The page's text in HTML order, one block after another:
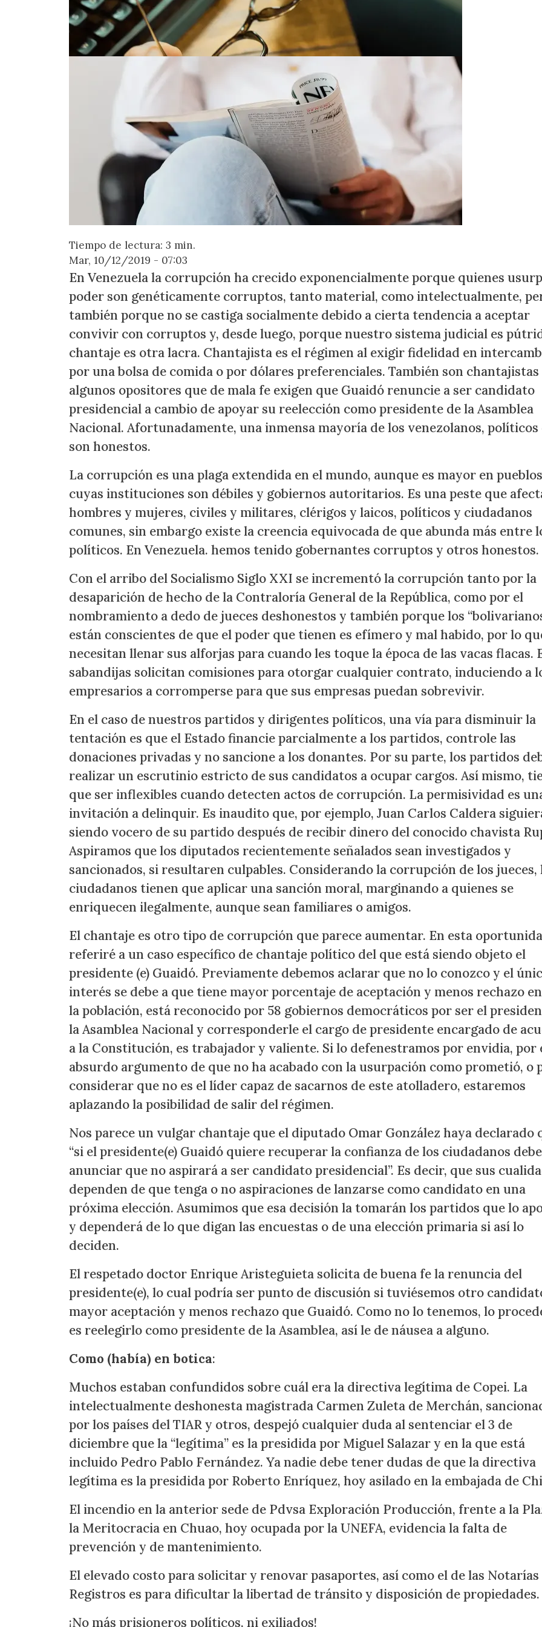
Tiempo de lectura: 3 min.
Mar, 10/12/2019 - 07:03
En Venezuela la corrupción ha crecido exponencialmente porque quienes
poder son genéticamente corruptos, tanto material, como intelectualmente,
también porque no se castiga socialmente debido a cierta tendencia a aceptar
convivir con corruptos y, desde luego, porque nuestro sistema judicial es
chantaje es otra lacra. Chantajista es el régimen al exigir fidelidad en
por una bolsa de comida o por dólares preferenciales. También son chantajistas
algunos opositores que de mala fe exigen que Guaidó renuncie a ser candidato
presidencial a cambio de apoyar su reelección como presidente de la Asamblea
Nacional. Afortunadamente, una inmensa mayoría de los venezolanos, políticos
son honestos.
La corrupción es una plaga extendida en el mundo, aunque es mayor en pueblos
cuyas instituciones son débiles y gobiernos autoritarios. Es una peste que
hombres y mujeres, civiles y militares, clérigos y laicos, políticos y ciudadanos
comunes, sin embargo existe la creencia equivocada de que abunda más entre
políticos. En Venezuela. hemos tenido gobernantes corruptos y otros honestos.
Con el arribo del Socialismo Siglo XXI se incrementó la corrupción tanto por la
desaparición de hecho de la Contraloría General de la República, como por el
nombramiento a dedo de jueces deshonestos y también porque los
están conscientes de que el poder que tienen es efímero y mal habido, por lo
necesitan llenar sus alforjas para cuando les toque la época de las vacas flacas.
sabandijas solicitan comisiones para otorgar cualquier contrato, induciendo a
empresarios a corromperse para que sus empresas puedan sobrevivir.
En el caso de nuestros partidos y dirigentes políticos, una vía para disminuir la
tentación es que el Estado financie parcialmente a los partidos, controle las
donaciones privadas y no sancione a los donantes. Por su parte, los partidos
realizar un escrutinio estricto de sus candidatos a ocupar cargos. Así mismo,
que ser inflexibles cuando detecten actos de corrupción. La permisividad es
invitación a delinquir. Es inaudito que, por ejemplo, Juan Carlos Caldera
siendo vocero de su partido después de recibir dinero del conocido chavista
Aspiramos que los diputados recientemente señalados sean investigados y
sancionados, si resultaren culpables. Considerando la corrupción de los jueces,
ciudadanos tienen que aplicar una sanción moral, marginando a quienes se
enriquecen ilegalmente, aunque sean familiares o amigos.
El chantaje es otro tipo de corrupción que parece aumentar. En esta
referiré a un caso específico de chantaje político del que está siendo objeto el
presidente (e) Guaidó. Previamente debemos aclarar que no lo conozco y el
interés se debe a que tiene mayor porcentaje de aceptación y menos rechazo
la población, está reconocido por 58 gobiernos democráticos por ser el
la Asamblea Nacional y corresponderle el cargo de presidente encargado de
a la Constitución, es trabajador y valiente. Si lo defenestramos por envidia, por
absurdo argumento de que no ha acabado con la usurpación como prometió, o
considerar que no es el líder capaz de sacarnos de este atolladero, estaremos
aplazando la posibilidad de salir del régimen.
Nos parece un vulgar chantaje que el diputado Omar González haya declarado
“si el presidente(e) Guaidó quiere recuperar la confianza de los ciudadanos debe
anunciar que no aspirará a ser candidato presidencial”. Es decir, que sus
dependen de que tenga o no aspiraciones de lanzarse como candidato en una
próxima elección. Asumimos que esa decisión la tomarán los partidos que lo
y dependerá de lo que digan las encuestas o de una elección primaria si así lo
deciden.
El respetado doctor Enrique Aristeguieta solicita de buena fe la renuncia del
presidente(e), lo cual podría ser punto de discusión si tuviésemos otro
mayor aceptación y menos rechazo que Guaidó. Como no lo tenemos, lo
es reelegirlo como presidente de la Asamblea, así le de náusea a alguno.
Como (había) en botica:
Muchos estaban confundidos sobre cuál era la directiva legítima de Copei. La
intelectualmente deshonesta magistrada Carmen Zuleta de Merchán,
por los países del TIAR y otros, despejó cualquier duda al sentenciar el 3 de
diciembre que la “legítima” es la presidida por Miguel Salazar y en la que está
incluido Pedro Pablo Fernández. Ya nadie debe tener dudas de que la directiva
legítima es la presidida por Roberto Enríquez, hoy asilado en la embajada de
El incendio en la anterior sede de Pdvsa Exploración Producción, frente a la
la Meritocracia en Chuao, hoy ocupada por la UNEFA, evidencia la falta de
prevención y de mantenimiento.
El elevado costo para solicitar y renovar pasaportes, así como el de las Notarías
Registros es para dificultar la libertad de tránsito y disposición de propiedades.
¡No más prisioneros políticos, ni exiliados!